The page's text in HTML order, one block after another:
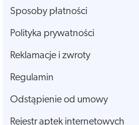
Sposoby płatności
Polityka prywatności
Reklamacje i zwroty
Regulamin
Odstąpienie od umowy
Rejestr aptek internetowych